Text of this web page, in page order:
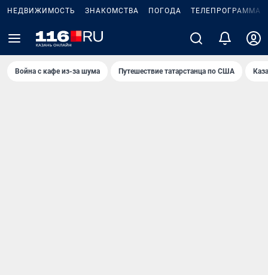
НЕДВИЖИМОСТЬ ЗНАКОМСТВА ПОГОДА ТЕЛЕПРОГРАММА
Война с кафе из-за шума Путешествие татарстанца по США